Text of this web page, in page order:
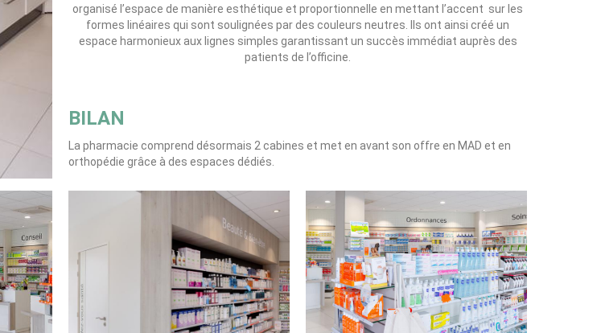
organisé l’espace de manière esthétique et proportionnelle en mettant l’accent sur les
formes linéaires qui sont soulignées par des couleurs neutres. Ils ont ainsi créé un
espace harmonieux aux lignes simples garantissant un succès immédiat auprès des
patients de l’officine.
BILAN
La pharmacie comprend désormais 2 cabines et met en avant son offre en MAD et en
orthopédie grâce à des espaces dédiés.